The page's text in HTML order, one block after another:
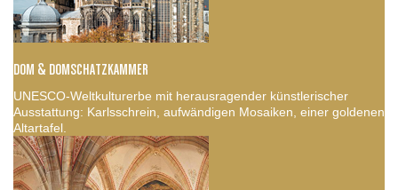
DOM & DOMSCHATZKAMMER
UNESCO-Weltkulturerbe mit herausragender künstlerischer
Ausstattung: Karlsschrein, aufwändigen Mosaiken, einer goldenen
Altartafel.